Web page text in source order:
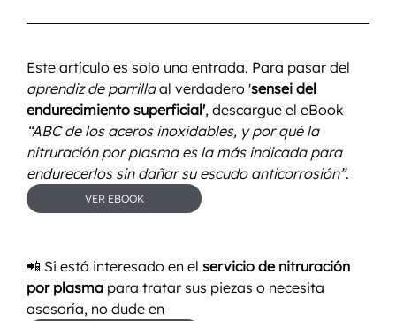
Este artículo es solo una entrada. Para pasar del
aprendiz de parrilla al verdadero 'sensei del
endurecimiento superficial', descargue el eBook
“ABC de los aceros inoxidables, y por qué la
nitruración por plasma es la más indicada para
endurecerlos sin dañar su escudo anticorrosión”.
VER EBOOK
📲 Si está interesado en el servicio de nitruración
por plasma para tratar sus piezas o necesita
asesoría, no dude en